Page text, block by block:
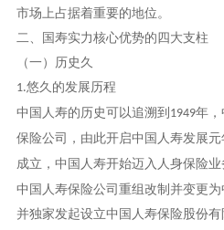
市场上占据着重要的地位。
二、国寿实力核心优势的四大支柱
（一）历史久
1.悠久的发展历程
中国人寿的历史可以追溯到 1949年，
保险公司，由此开启中国人寿发展元
成立，中国人寿开始迈入人身保险业
中国人寿保险公司重组改制并变更
并独家发起设立中国人寿保险股份